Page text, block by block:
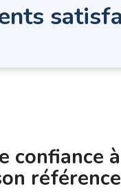
confiance